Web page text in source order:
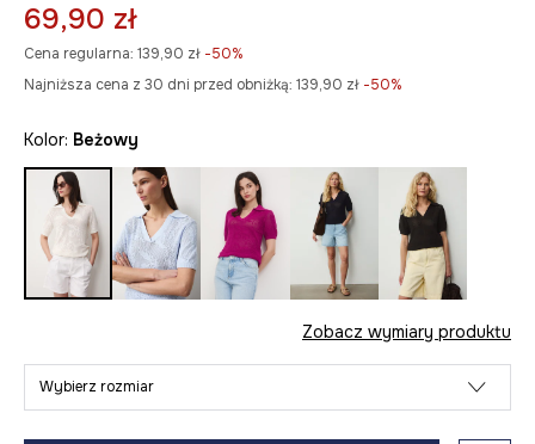
69,90 zł
Cena regularna: 139,90 zł -50%
Najniższa cena z 30 dni przed obniżką: 139,90 zł -50%
Kolor: beżowy
Zobacz wymiary produktu
Wybierz rozmiar